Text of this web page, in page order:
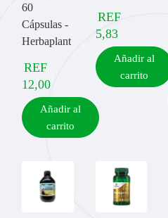
60
Cápsulas -
Herbaplant
REF
12,00
Añadir al
carrito
REF
5,83
Añadir al
carrito